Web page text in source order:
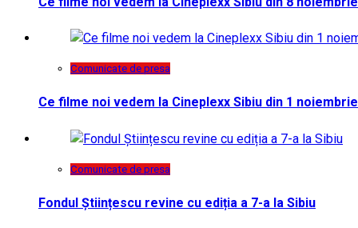
Comunicate de presa
Ce filme noi vedem la Cineplexx Sibiu din 1 noiembrie
Comunicate de presa
Fondul Științescu revine cu ediția a 7-a la Sibiu